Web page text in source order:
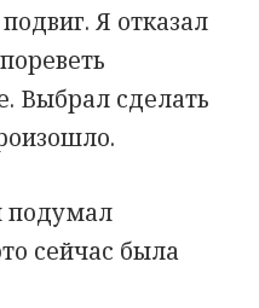
Я отказал
Выбрал сделать
подумал
сейчас была